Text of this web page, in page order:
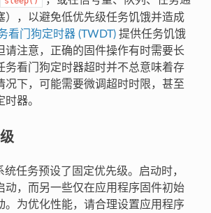
），以避免低优先级任务饥饿并造成
看门狗定时器 (TWDT)提供任务饥饿
请注意，正确的固件操作有时需要长
务看门狗定时器超时并不总意味着存
况下，可能需要微调超时时限，甚至
器。
统任务预设了固定优先级。启动时，
动，而另一些仅在应用程序固件初始
。为优化性能，请合理设置应用程序